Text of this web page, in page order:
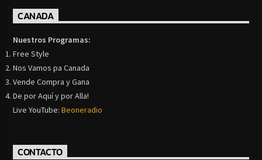
CANADA
Nuestros Programas:
Free Style
Nos Vamos pa Canada
Vende Compra y Gana
De por Aquí y por Alla!
Live YouTube:Beoneradio
CONTACTO